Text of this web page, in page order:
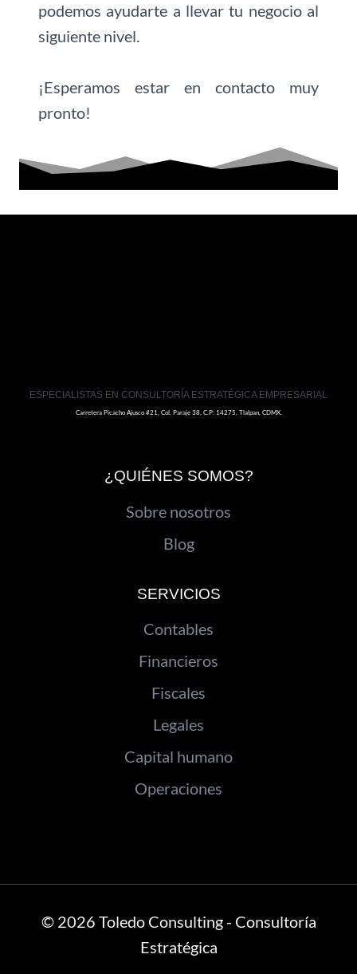
podemos ayudarte a llevar tu negocio al
siguiente nivel.
¡Esperamos estar en contacto muy
pronto!
ESPECIALISTAS EN CONSULTORÍA ESTRATÉGICA EMPRESARIAL
Carretera Picacho Ajusco #21, Col. Paraje 38, C.P: 14275, Tlalpan, CDMX.
¿QUIÉNES SOMOS?
Sobre nosotros
Blog
SERVICIOS
Contables
Financieros
Fiscales
Legales
Capital humano
Operaciones
© 2026 Toledo Consulting - Consultoría
Estratégica